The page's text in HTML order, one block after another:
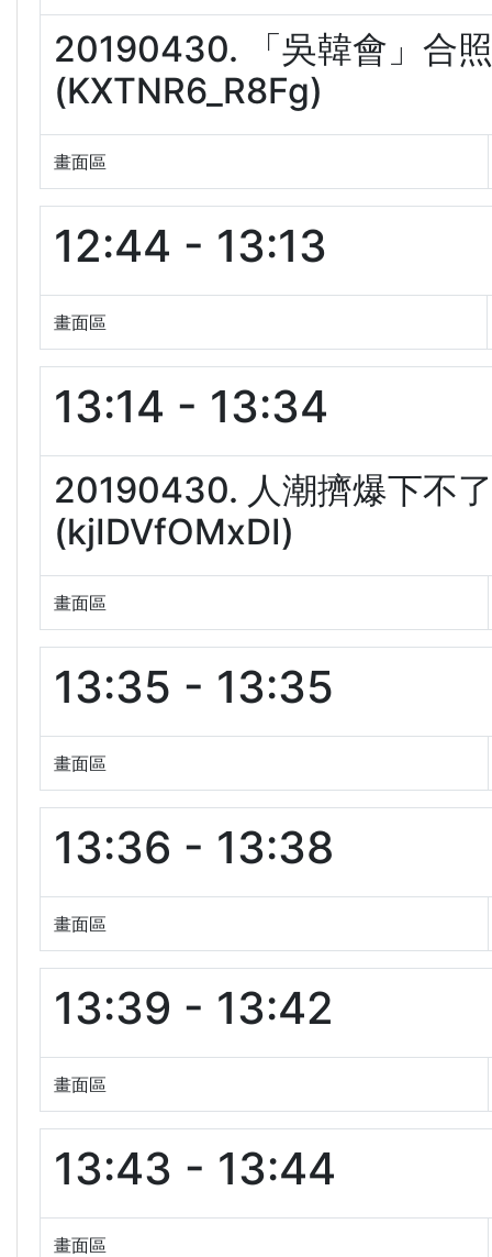
20190430. 「吳韓會」合
(KXTNR6_R8Fg)
畫面區
12:44 - 13:13
畫面區
13:14 - 13:34
20190430. 人潮擠爆下不
(kjIDVfOMxDI)
畫面區
13:35 - 13:35
畫面區
13:36 - 13:38
畫面區
13:39 - 13:42
畫面區
13:43 - 13:44
畫面區